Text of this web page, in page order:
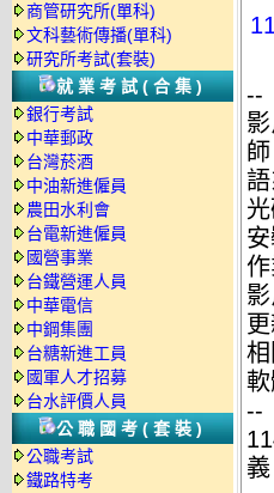
商管研究所(單科)
文科藝術傳播(單科)
研究所考試(套裝)
就業考試(合集)
銀行考試
中華郵政
台灣菸酒
中油新進僱員
農田水利會
台電新進僱員
國營事業
台鐵營運人員
中華電信
中鋼集團
台糖新進工員
國軍人才招募
台水評價人員
公職國考(套裝)
公職考試
鐵路特考
--
--